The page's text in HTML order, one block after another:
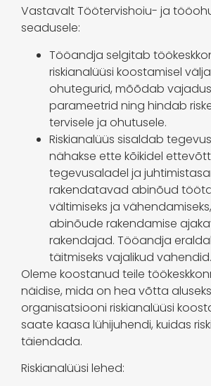
Vastavalt Töötervishoiu- ja
seadusele:
Tööandja selgitab
riskianalüüsi koostamisel
ohutegurid, mõõdab
parameetrid ning hindab
tervisele ja ohutusele.
Riskianalüüs sisaldab
nähakse ette kõikidel
tegevusaladel ja
rakendatavad abinõud
vältimiseks ja
abinõude rakendamise
rakendajad. Tööandja
täitmiseks vajalikud vahendid.
Oleme koostanud teile
näidise, mida on hea võtta
organisatsiooni riskianalüüsi
saate kaasa lühijuhendi, kuidas
täiendada.
Riskianalüüsi lehed: